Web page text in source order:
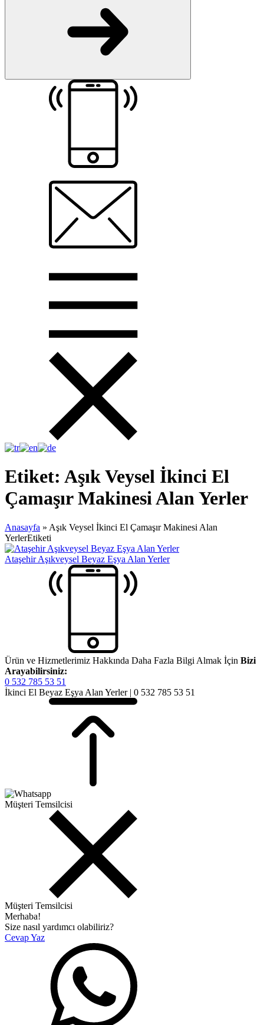
Etiket: Aşık Veysel İkinci El
Çamaşır Makinesi Alan Yerler
Anasayfa » Aşık Veysel İkinci El Çamaşır Makinesi Alan
YerlerEtiketi
Ataşehir Aşıkveysel Beyaz Eşya Alan Yerler
Ürün ve Hizmetlerimiz Hakkında Daha Fazla Bilgi Almak İçin Bizi
Arayabilirsiniz:
0 532 785 53 51
İkinci El Beyaz Eşya Alan Yerler | 0 532 785 53 51
Müşteri Temsilcisi
Müşteri Temsilcisi
Merhaba!
Size nasıl yardımcı olabiliriz?
Cevap Yaz